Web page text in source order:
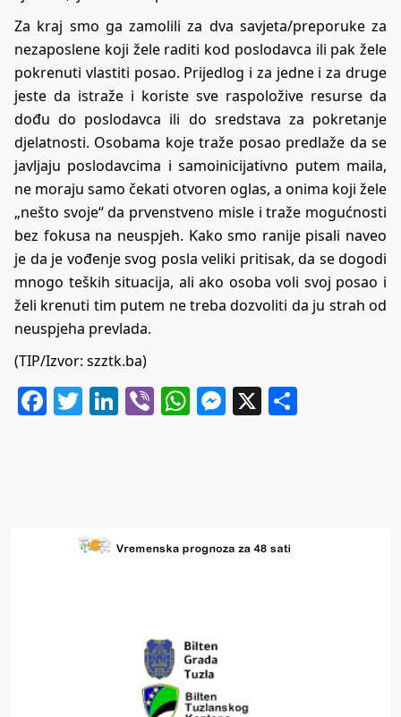
Za kraj smo ga zamolili za dva savjeta/preporuke za
nezaposlene koji žele raditi kod poslodavca ili pak žele
pokrenuti vlastiti posao. Prijedlog i za jedne i za druge
jeste da istraže i koriste sve raspoložive resurse da
dođu do poslodavca ili do sredstava za pokretanje
djelatnosti. Osobama koje traže posao predlaže da se
javljaju poslodavcima i samoinicijativno putem maila,
ne moraju samo čekati otvoren oglas, a onima koji žele
„nešto svoje“ da prvenstveno misle i traže mogućnosti
bez fokusa na neuspjeh. Kako smo ranije pisali naveo
je da je vođenje svog posla veliki pritisak, da se dogodi
mnogo teških situacija, ali ako osoba voli svoj posao i
želi krenuti tim putem ne treba dozvoliti da ju strah od
neuspjeha prevlada.
(TIP/Izvor: szztk.ba)
Facebook
Twitter
LinkedIn
ViberWhatsApp
Messenger
X